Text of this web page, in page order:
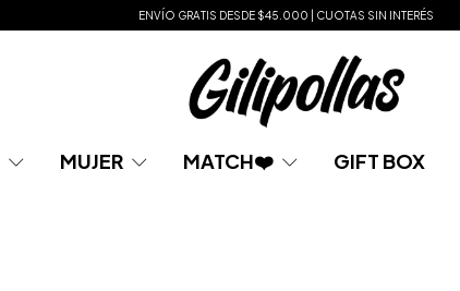
ENVÍO GRATIS DESDE $45.000 | CUOTAS SIN INTERÉS
MUJER MATCH❤️ GIFT BOX